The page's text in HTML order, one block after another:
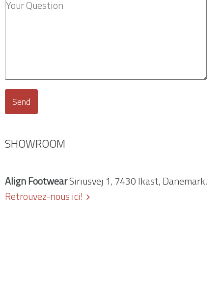
SHOWROOM
Align FootwearSiriusvej 1, 7430 Ikast, Danemark,
Retrouvez-nous ici!